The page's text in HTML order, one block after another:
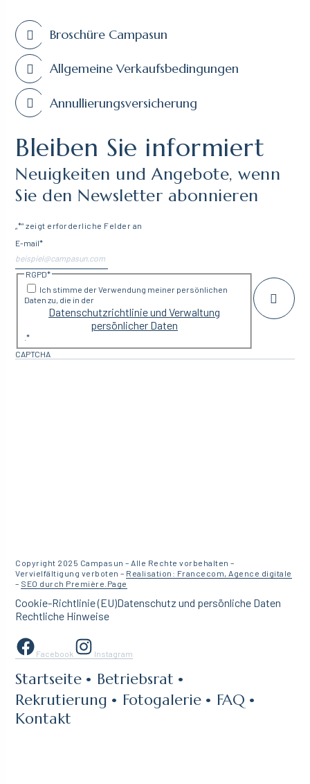
Broschüre Campasun
Allgemeine Verkaufsbedingungen
Annullierungsversicherung
Bleiben Sie informiert
Neuigkeiten und Angebote, wenn
Sie den Newsletter abonnieren
„*“ zeigt erforderliche Felder an
E-mail*
RGPD*
Ich stimme der Verwendung meiner persönlichen
Daten zu, die in der
Datenschutzrichtlinie und Verwaltung
persönlicher Daten
.*
CAPTCHA
Copyright 2025 Campasun – Alle Rechte vorbehalten –
Vervielfältigung verboten – Realisation: Francecom, Agence digitale
– SEO durch Première.Page
Cookie-Richtlinie (EU)Datenschutz und persönliche Daten
Rechtliche Hinweise
Facebook Instagram
Startseite
Betriebsrat
Rekrutierung
Fotogalerie
FAQ
Kontakt